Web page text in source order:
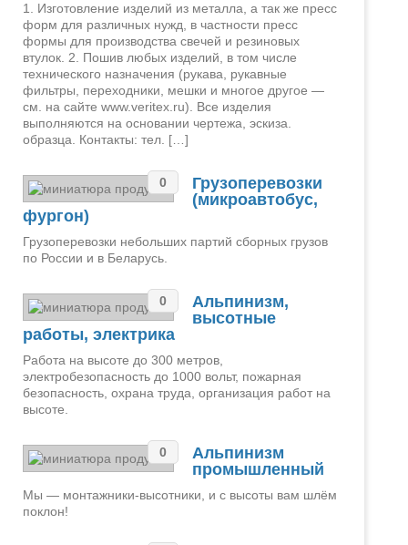
1. Изготовление изделий из металла, а так же пресс
форм для различных нужд, в частности пресс
формы для производства свечей и резиновых
втулок. 2. Пошив любых изделий, в том числе
технического назначения (рукава, рукавные
фильтры, переходники, мешки и многое другое —
см. на сайте www.veritex.ru). Все изделия
выполняются на основании чертежа, эскиза.
образца. Контакты: тел. […]
0
Грузоперевозки
(микроавтобус,
фургон)
Грузоперевозки небольших партий сборных грузов
по России и в Беларусь.
0
Альпинизм,
высотные
работы, электрика
Работа на высоте до 300 метров,
электробезопасность до 1000 вольт, пожарная
безопасность, охрана труда, организация работ на
высоте.
0
Альпинизм
промышленный
Мы — монтажники-высотники, и с высоты вам шлём
поклон!